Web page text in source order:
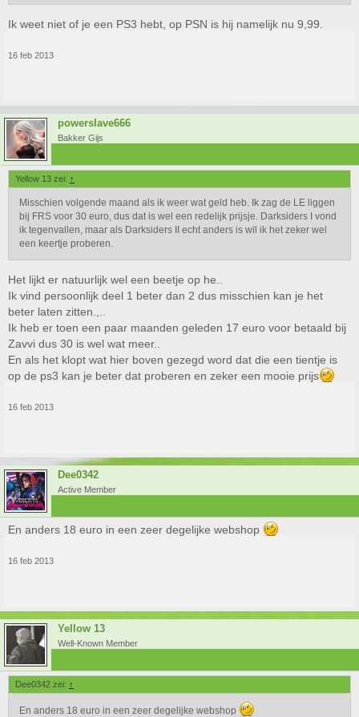
Ik weet niet of je een PS3 hebt, op PSN is hij namelijk nu 9,99.
16 feb 2013
powerslave666
Bakker Gijs
Yellow 13 zei: ↑
Misschien volgende maand als ik weer wat geld heb. Ik zag de LE liggen
bij FRS voor 30 euro, dus dat is wel een redelijk prijsje. Darksiders I vond
ik tegenvallen, maar als Darksiders II echt anders is wil ik het zeker wel
een keertje proberen.
Het lijkt er natuurlijk wel een beetje op he..
Ik vind persoonlijk deel 1 beter dan 2 dus misschien kan je het
beter laten zitten.,..
Ik heb er toen een paar maanden geleden 17 euro voor betaald bij
Zavvi dus 30 is wel wat meer..
En als het klopt wat hier boven gezegd word dat die een tientje is
op de ps3 kan je beter dat proberen en zeker een mooie prijs
16 feb 2013
Dee0342
Active Member
En anders 18 euro in een zeer degelijke webshop
16 feb 2013
Yellow 13
Well-Known Member
Dee0342 zei: ↑
En anders 18 euro in een zeer degelijke webshop